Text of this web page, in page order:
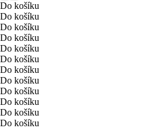
Do košíku
Do košíku
Do košíku
Do košíku
Do košíku
Do košíku
Do košíku
Do košíku
Do košíku
Do košíku
Do košíku
Do košíku